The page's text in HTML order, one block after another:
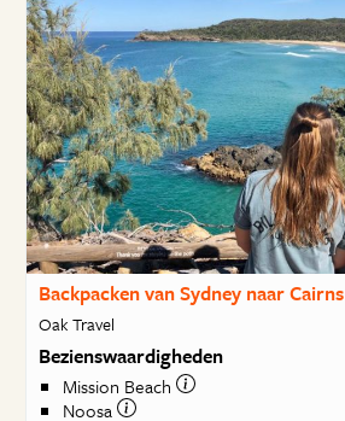
Backpacken van Sydney naar Cairns
Oak Travel
Bezienswaardigheden
Mission Beach
Noosa